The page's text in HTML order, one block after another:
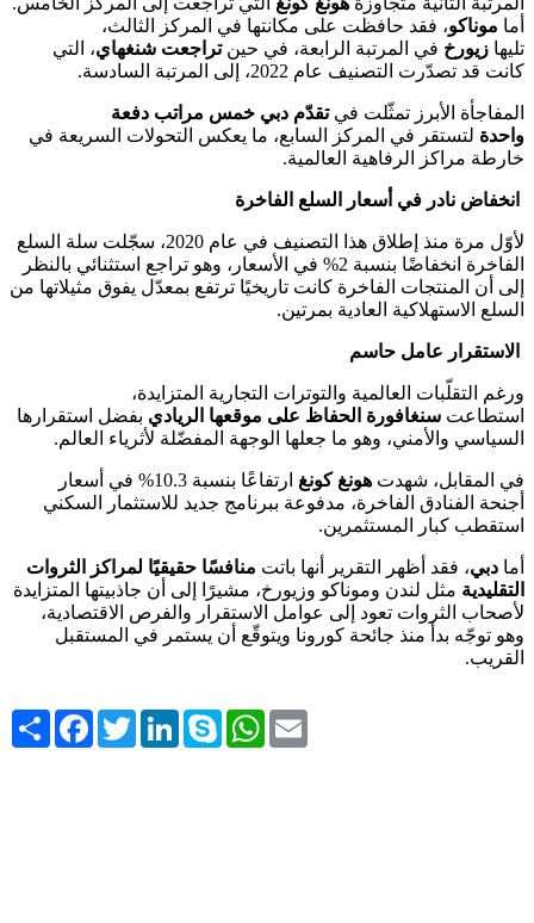
أما موناكو، فقد حافظت على مكانتها في المركز الثالث،
تليها زيورخ في المرتبة الرابعة، في حينتراجعت شنغهاي، التي
كانت قد تصدّرت التصنيف عام 2022، إلى المرتبة السادسة.
المفاجأة الأبرز تمثّلت فيتقدّم دبي خمس مراتب دفعة
واحدة لتستقر في المركز السابع، ما يعكس التحولات السريعة في
خارطة مراكز الرفاهية العالمية.
انخفاض نادر في أسعار السلع الفاخرة
لأوّل مرة منذ إطلاق هذا التصنيف في عام 2020، سجّلت سلة السلع
الفاخرة انخفاضًا بنسبة 2% في الأسعار، وهو تراجع استثنائي بالنظر
إلى أن المنتجات الفاخرة كانت تاريخيًا ترتفع بمعدّل يفوق مثيلاتها من
السلع الاستهلاكية العادية بمرتين.
الاستقرار عامل حاسم
ورغم التقلّبات العالمية والتوترات التجارية المتزايدة،
استطاعت سنغافورة الحفاظ على موقعها الريادي بفضل استقرارها
السياسي والأمني، وهو ما جعلها الوجهة المفضّلة لأثرياء العالم.
في المقابل، شهدت هونغ كونغ
ارتفاعًا بنسبة 10.3% في أسعار
أجنحة الفنادق الفاخرة، مدفوعة ببرنامج جديد للاستثمار السكني
استقطب كبار المستثمرين.
أما دبي، فقد أظهر التقرير أنها باتت منافسًا حقيقيًا لمراكز الثروات
التقليدية مثل لندن وموناكو وزيورخ، مشيرًا إلى أن جاذبيتها المتزايدة
لأصحاب الثروات تعود إلى عوامل الاستقرار والفرص الاقتصادية،
وهو توجّه بدأ منذ جائحة كورونا ويتوقّع أن يستمر في المستقبل
القريب.
Share FacebookTwitterLinkedInSkype WhatsApp